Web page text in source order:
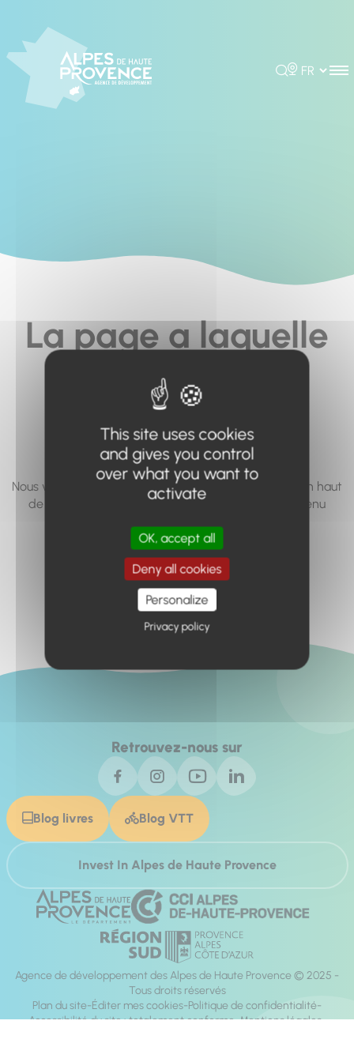
Rechercher
Choisir la
La page a laquelle
vous cherchez à
accéder n'existe
pas... ou plus.
Nous vous invitons à utiliser le moteur de recherche en haut
de page, ou à utiliser le menu pour trouver le contenu
Retour à l'accueil
Retrouvez-nous sur
Blog livres Blog VTT
Invest In Alpes de Haute Provence
Agence de développement des Alpes de Haute Provence © 2025 -
Tous droits réservés
Plan du site Éditer mes cookies Politique de confidentialité
Accessibilité du site : totalement conforme Mentions légales
This site uses cookies
and gives you control
over what you want to
activate
OK, accept all
Deny all cookies
Personalize
Privacy policy